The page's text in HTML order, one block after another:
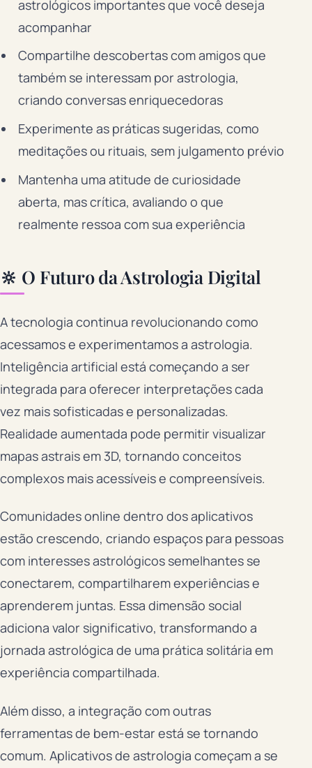
astrológicos importantes que você deseja
acompanhar
Compartilhe descobertas com amigos que
também se interessam por astrologia,
criando conversas enriquecedoras
Experimente as práticas sugeridas, como
meditações ou rituais, sem julgamento prévio
Mantenha uma atitude de curiosidade
aberta, mas crítica, avaliando o que
realmente ressoa com sua experiência
🔆 O Futuro da Astrologia Digital
A tecnologia continua revolucionando como
acessamos e experimentamos a astrologia.
Inteligência artificial está começando a ser
integrada para oferecer interpretações cada
vez mais sofisticadas e personalizadas.
Realidade aumentada pode permitir visualizar
mapas astrais em 3D, tornando conceitos
complexos mais acessíveis e compreensíveis.
Comunidades online dentro dos aplicativos
estão crescendo, criando espaços para pessoas
com interesses astrológicos semelhantes se
conectarem, compartilharem experiências e
aprenderem juntas. Essa dimensão social
adiciona valor significativo, transformando a
jornada astrológica de uma prática solitária em
experiência compartilhada.
Além disso, a integração com outras
ferramentas de bem-estar está se tornando
comum. Aplicativos de astrologia começam a se